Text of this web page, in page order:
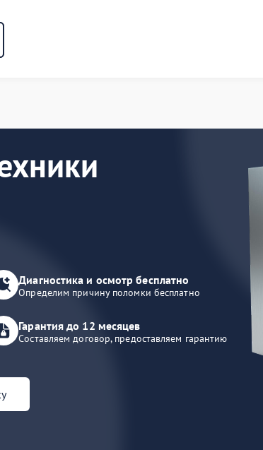
Диагностика и осмотр бесплатно
Определим причину поломки бесплатно
Гарантия до 12 месяцев
Составляем договор, предоставляем гарантию